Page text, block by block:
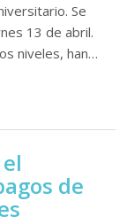
Se
13 de abril.
niveles, han…
de